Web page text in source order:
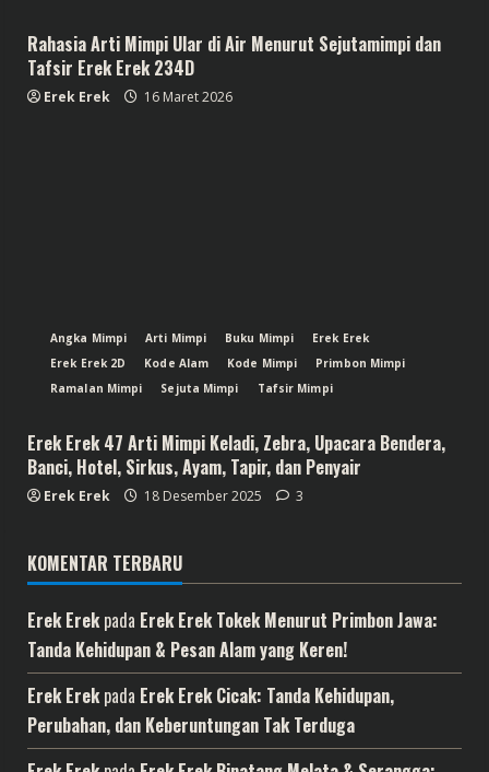
Rahasia Arti Mimpi Ular di Air Menurut Sejutamimpi dan
Tafsir Erek Erek 234D
Erek Erek 16 Maret 2026
Angka Mimpi Arti Mimpi Buku Mimpi
Erek Erek
Erek Erek 2D
Kode Alam Kode Mimpi
Primbon Mimpi
Ramalan Mimpi
Sejuta Mimpi Tafsir Mimpi
Erek Erek 47 Arti Mimpi Keladi, Zebra, Upacara Bendera,
Banci, Hotel, Sirkus, Ayam, Tapir, dan Penyair
Erek Erek 18 Desember 2025 3
KOMENTAR TERBARU
Erek Erekpada Erek Erek Tokek Menurut Primbon Jawa:
Tanda Kehidupan & Pesan Alam yang Keren!
Erek Erekpada Erek Erek Cicak: Tanda Kehidupan,
Perubahan, dan Keberuntungan Tak Terduga